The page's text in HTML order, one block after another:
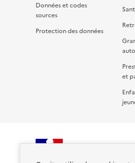
Données et codes
sources
Protection des données
et